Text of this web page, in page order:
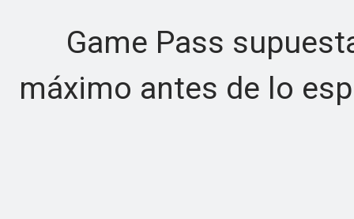
Game Pass
máximo antes de lo